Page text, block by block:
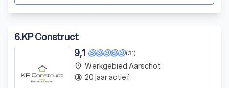
6.KP Construct
(31)
9,1
place Werkgebied Aarschot
timelapse 20 jaar actief